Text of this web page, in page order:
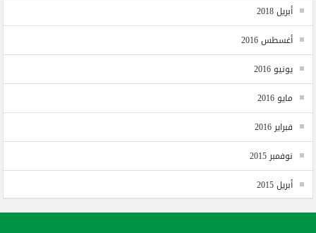
أبريل 2018
أغسطس 2016
يونيو 2016
مايو 2016
فبراير 2016
نوفمبر 2015
أبريل 2015